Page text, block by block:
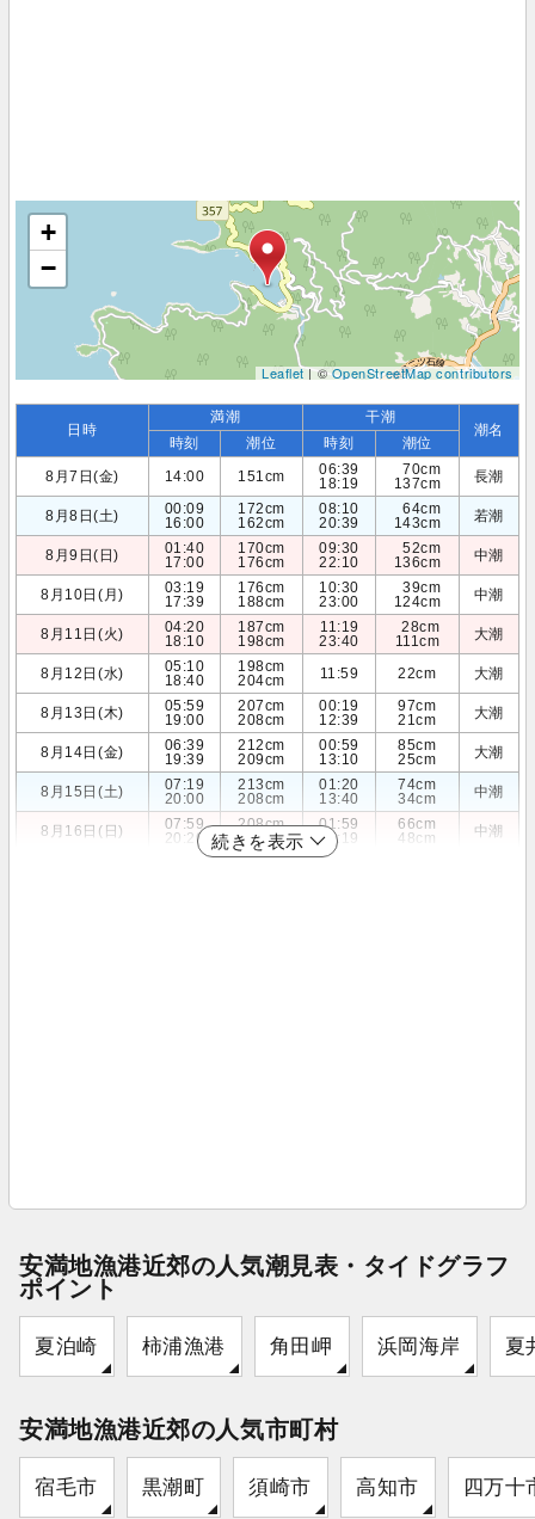
+
−
Leaflet| ©OpenStreetMap contributors
日時
満潮 干潮
潮名
時刻 潮位 時刻
潮位
8月7日(金)
14:00 151cm
06:39
18:19
70cm
137cm
長潮
8月8日(土)
00:09
16:00
172cm
162cm
08:10
20:39
64cm
143cm
若潮
8月9日(日)
01:40
17:00
170cm
176cm
09:30
22:10
52cm
136cm
中潮
8月10日(月)
03:19
17:39
176cm
188cm
10:30
23:00
39cm
124cm
中潮
8月11日(火)
04:20
18:10
187cm
198cm
11:19
23:40
28cm
111cm
大潮
8月12日(水)
05:10
18:40
198cm
204cm
11:59 22cm 大潮
8月13日(木)
05:59
19:00
207cm
208cm
00:19
12:39
97cm
21cm
大潮
8月14日(金)
06:39
19:39
212cm
209cm
00:59
13:10
85cm
25cm
大潮
8月15日(土)
07:19
20:00
213cm
208cm
01:20
13:40
74cm
34cm
中潮
8月16日(日)
07:59
20:20
208cm
205cm
01:59
14:19
66cm
48cm
中潮
続きを表示
安満地漁港近郊の人気潮見表・タイドグラフ
ポイント
夏泊崎 柿浦漁港 角田岬 浜岡海岸 夏
安満地漁港近郊の人気市町村
宿毛市 黒潮町 須崎市 高知市 四万十